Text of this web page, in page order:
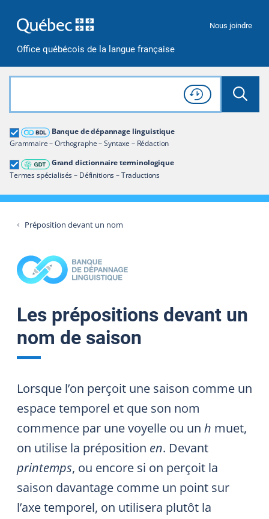
Office québécois de la langue française
Nous joindre
Rechercher dans tout le site
Lancer
Consulter l'
Historique
de recherche
Banque de dépannage linguistique
Grammaire – Orthographe – Syntaxe – Rédaction
Grand dictionnaire terminologique
Termes spécialisés – Définitions – Traductions
Grand dictionnaire terminologique
Restreindre aux termes
Préposition devant un nom
Les prépositions devant un
nom de saison
Lorsque l’on perçoit une saison comme un
espace temporel et que son nom
commence par une voyelle ou un h muet,
on utilise la préposition en. Devant
printemps, ou encore si on perçoit la
saison davantage comme un point sur
l’axe temporel, on utilisera plutôt la